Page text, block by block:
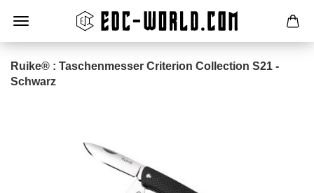
Ruike® : Taschenmesser Criterion Collection S21 -
Schwarz